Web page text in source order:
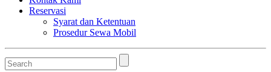
Reservasi
Syarat dan Ketentuan
Prosedur Sewa Mobil